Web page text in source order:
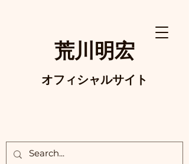
荒川明宏
オフィシャルサイト